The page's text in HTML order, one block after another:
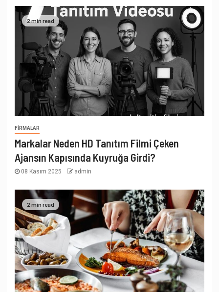
2 min read
FIRMALAR
Markalar Neden HD Tanıtım Filmi Çeken
Ajansın Kapısında Kuyruğa Girdi?
08 Kasım 2025 admin
2 min read